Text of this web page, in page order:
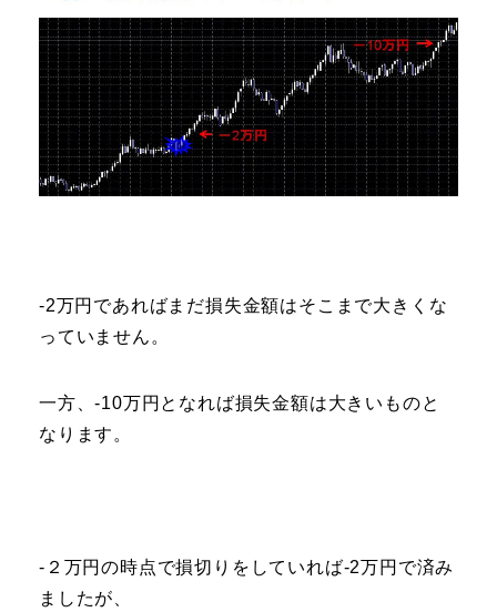
-2万円であればまだ損失金額はそこまで大きくな
っていません。
一方、-10万円となれば損失金額は大きいものと
なります。
-２万円の時点で損切りをしていれば-2万円で済み
ましたが、